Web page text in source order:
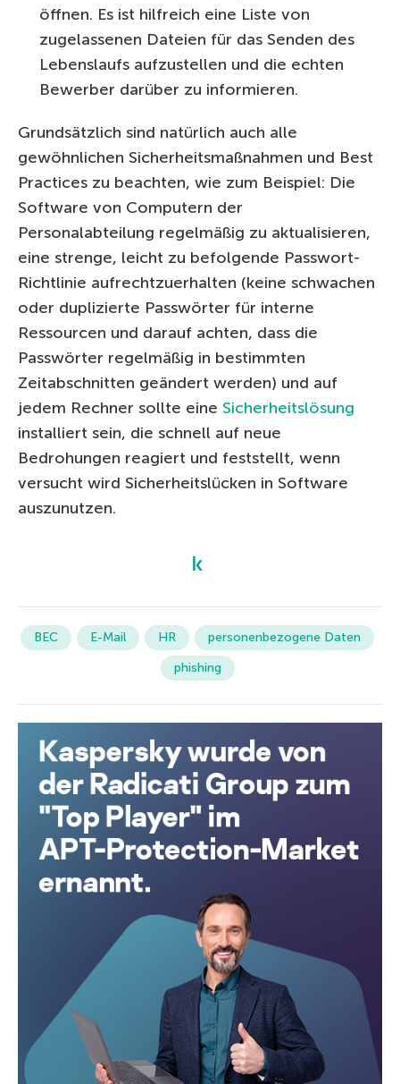
öffnen. Es ist hilfreich eine Liste von
zugelassenen Dateien für das Senden des
Lebenslaufs aufzustellen und die echten
Bewerber darüber zu informieren.
Grundsätzlich sind natürlich auch alle
gewöhnlichen Sicherheitsmaßnahmen und Best
Practices zu beachten, wie zum Beispiel: Die
Software von Computern der
Personalabteilung regelmäßig zu aktualisieren,
eine strenge, leicht zu befolgende Passwort-
Richtlinie aufrechtzuerhalten (keine schwachen
oder duplizierte Passwörter für interne
Ressourcen und darauf achten, dass die
Passwörter regelmäßig in bestimmten
Zeitabschnitten geändert werden) und auf
jedem Rechner sollte eine Sicherheitslösung
installiert sein, die schnell auf neue
Bedrohungen reagiert und feststellt, wenn
versucht wird Sicherheitslücken in Software
auszunutzen.
BEC E-Mail HR
personenbezogene Daten
phishing